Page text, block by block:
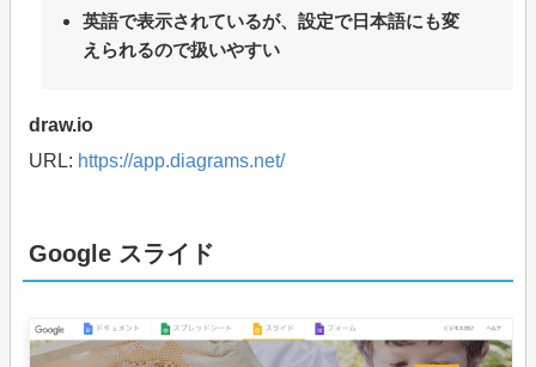
英語で表示されているが、設定で日本語にも変
えられるので扱いやすい
draw.io
URL: https://app.diagrams.net/
Google スライド